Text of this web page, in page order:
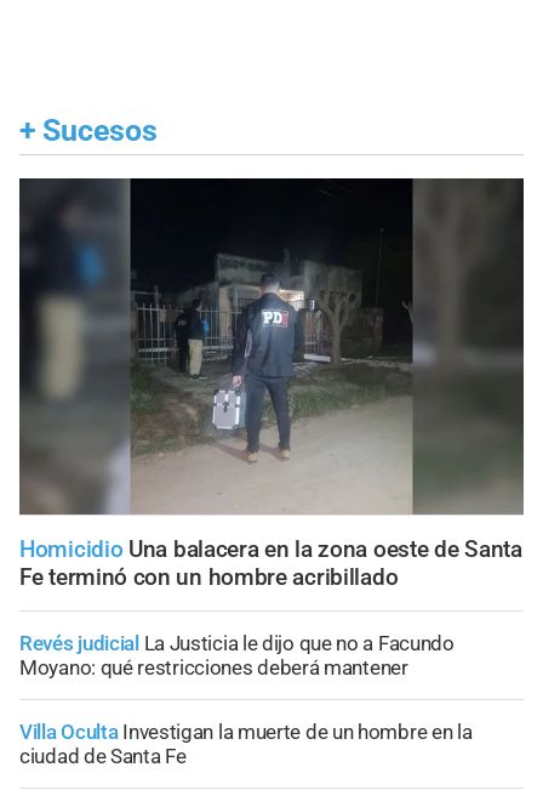
+ Sucesos
Homicidio Una balacera en la zona oeste de Santa
Fe terminó con un hombre acribillado
Revés judicial La Justicia le dijo que no a Facundo
Moyano: qué restricciones deberá mantener
Villa Oculta Investigan la muerte de un hombre en la
ciudad de Santa Fe